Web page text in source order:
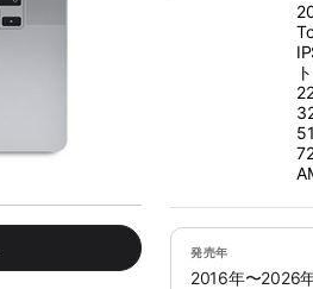
発売年
2016年〜2026